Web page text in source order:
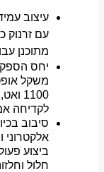
עיצוב
עם זרנוק
מתוכנן
יחס
לקדיחה
סיבוב
ביצוע
חלול